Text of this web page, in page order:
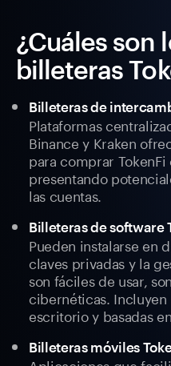
¿Cuáles son
billeteras
Billeteras de
Plataformas
Binance y Kraken
para comprar
presentando
las cuentas.
Billeteras de software
Pueden instalarse en
claves privadas y la
son fáciles de usar,
cibernéticas.
escritorio y basadas
Billeteras móviles